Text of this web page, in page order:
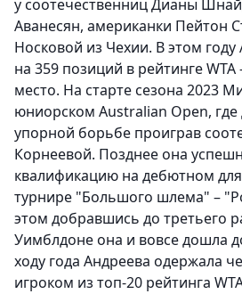
у соотечественниц Дианы
Аванесян, американки Пейтон
Носковой из Чехии. В этом
на 359 позиций в рейтинге WTA
место. На старте сезона 2023
юниорском Australian Open,
упорной борьбе проиграв
Корнеевой. Позднее она
квалификацию на дебютном
турнире "Большого шлема" –
этом добравшись до третьего
Уимблдоне она и вовсе дошла
ходу года Андреева одержала
игроком из топ-20 рейтинга